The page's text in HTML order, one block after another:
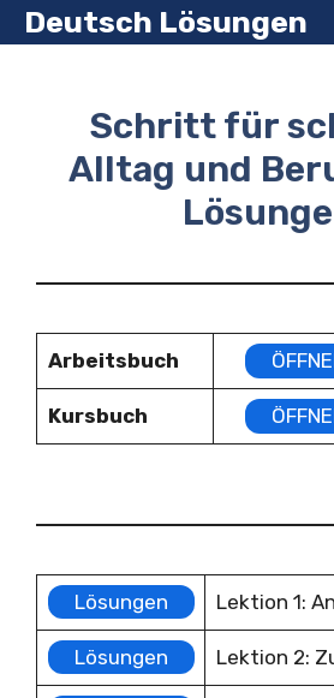
Zum
Inhalt
Deutsch Lösungen
Schritt für
Alltag und
Arbeitsbuch
Kursbuch
Lösungen Lektion 1:
Lösungen Lektion 2: